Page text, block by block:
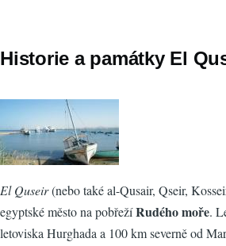
Historie a památky El
El Quseir(nebo také al-Qusair, Qseir,
egyptské město na pobřežíRudého moře.
letoviska Hurghada a 100 km severně od